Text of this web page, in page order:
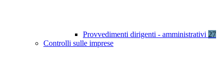
Provvedimenti dirigenti - amministrativi 27
Controlli sulle imprese